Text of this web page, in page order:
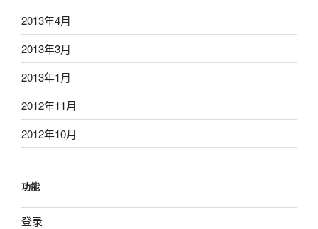
2013年4月
2013年3月
2013年1月
2012年11月
2012年10月
功能
登录